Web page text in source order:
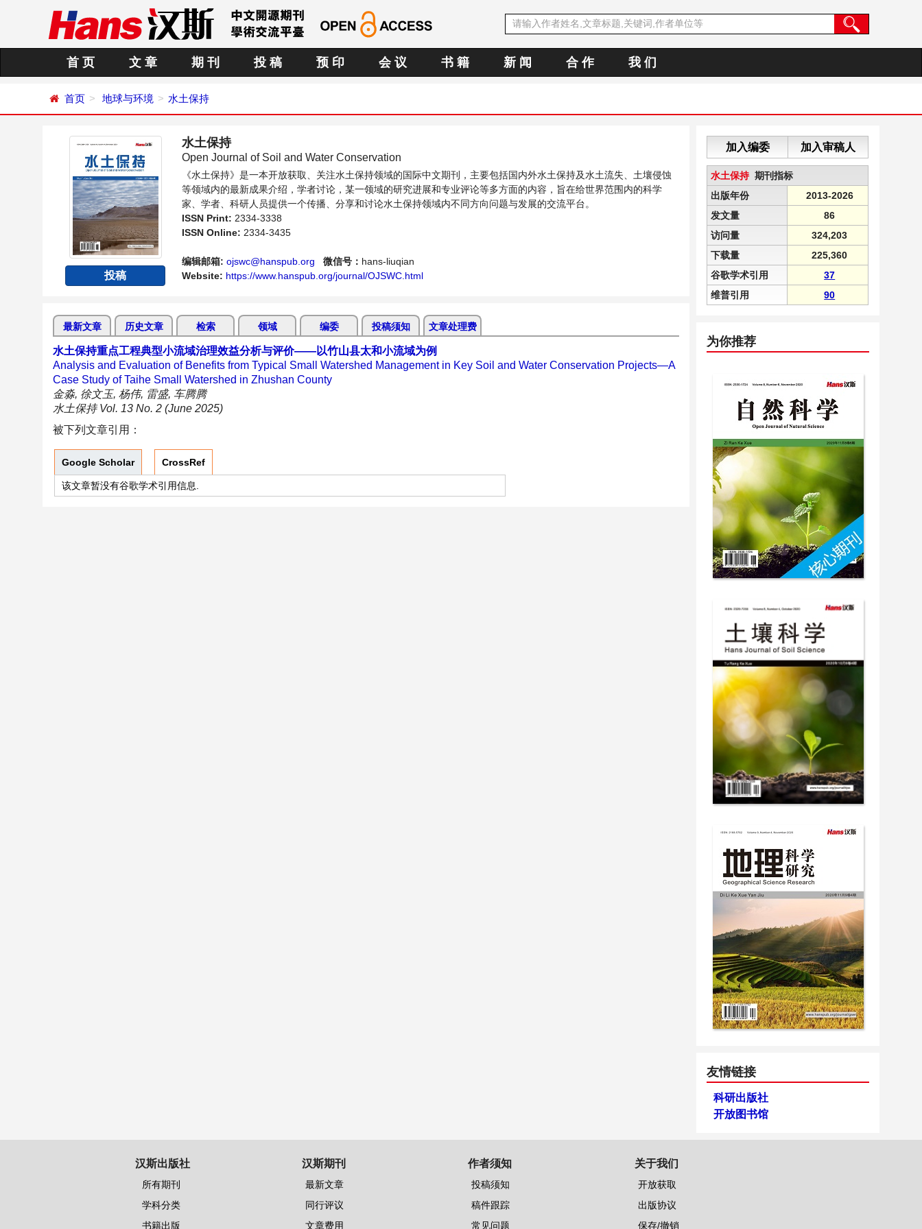
首 页 文 章 期 刊 投 稿 预 印 会 议 书 籍 新 闻 合 作 我 们
首页 地球与环境 水土保持
投稿
水土保持
Open Journal of Soil and Water Conservation
《水土保持》是一本开放获取、关注水土保持领域的国际中文期刊，主要包括国内外水土保持及水土流失、土壤侵蚀
等领域内的最新成果介绍，学者讨论，某一领域的研究进展和专业评论等多方面的内容，旨在给世界范围内的科学
家、学者、科研人员提供一个传播、分享和讨论水土保持领域内不同方向问题与发展的交流平台。
ISSN Print: 2334-3338
ISSN Online: 2334-3435
编辑邮箱: ojswc@hanspub.org 微信号： hans-liuqian
Website: https://www.hanspub.org/journal/OJSWC.html
最新文章 历史文章 检索 领域 编委 投稿须知 文章处理费
水土保持重点工程典型小流域治理效益分析与评价——以竹山县太和小流域为例
Analysis and Evaluation of Benefits from Typical Small Watershed Management in Key Soil and Water Conservation Projects—A
Case Study of Taihe Small Watershed in Zhushan County
金淼, 徐文玉, 杨伟, 雷盛, 车腾腾
水土保持 Vol. 13 No. 2 (June 2025)
被下列文章引用：
Google Scholar CrossRef
该文章暂没有谷歌学术引用信息.
加入编委 加入审稿人
水土保持期刊指标
出版年份
2013-2026
发文量
86
访问量
324,203
下载量
225,360
谷歌学术引用
37
维普引用
90
为你推荐
友情链接
科研出版社
开放图书馆
汉斯出版社
所有期刊
学科分类
书籍出版
汉斯期刊
最新文章
同行评议
文章费用
作者须知
投稿须知
稿件跟踪
常见问题
关于我们
开放获取
出版协议
保存/撤销